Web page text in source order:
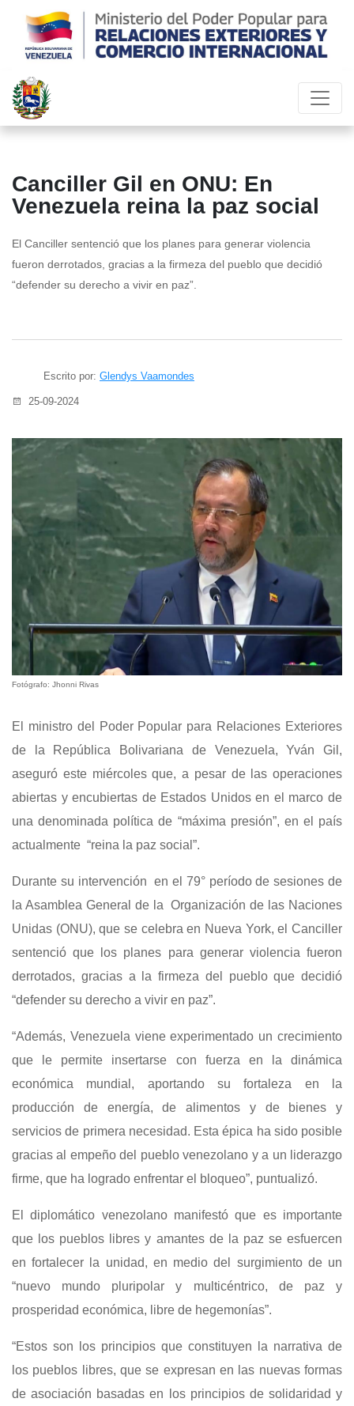
Canciller Gil en ONU: En
Venezuela reina la paz social
El Canciller sentenció que los planes para generar violencia
fueron derrotados, gracias a la firmeza del pueblo que decidió
“defender su derecho a vivir en paz”.
Escrito por: Glendys Vaamondes
25-09-2024
Fotógrafo: Jhonni Rivas
El ministro del Poder Popular para Relaciones Exteriores
de la República Bolivariana de Venezuela, Yván Gil,
aseguró este miércoles que, a pesar de las operaciones
abiertas y encubiertas de Estados Unidos en el marco de
una denominada política de “máxima presión”, en el país
actualmente “reina la paz social”.
Durante su intervención en el 79° período de sesiones de
la Asamblea General de la Organización de las Naciones
Unidas (ONU), que se celebra en Nueva York, el Canciller
sentenció que los planes para generar violencia fueron
derrotados, gracias a la firmeza del pueblo que decidió
“defender su derecho a vivir en paz”.
“Además, Venezuela viene experimentado un crecimiento
que le permite insertarse con fuerza en la dinámica
económica mundial, aportando su fortaleza en la
producción de energía, de alimentos y de bienes y
servicios de primera necesidad. Esta épica ha sido posible
gracias al empeño del pueblo venezolano y a un liderazgo
firme, que ha logrado enfrentar el bloqueo”, puntualizó.
El diplomático venezolano manifestó que es importante
que los pueblos libres y amantes de la paz se esfuercen
en fortalecer la unidad, en medio del surgimiento de un
“nuevo mundo pluripolar y multicéntrico, de paz y
prosperidad económica, libre de hegemonías”.
“Estos son los principios que constituyen la narrativa de
los pueblos libres, que se expresan en las nuevas formas
de asociación basadas en los principios de solidaridad y